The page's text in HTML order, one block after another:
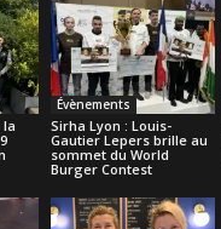
la
Évènements
Sirha Lyon : Louis-
Gautier Lepers brille au
sommet du World
Burger Contest